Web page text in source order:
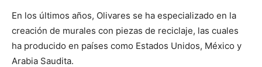
En los últimos años, Olivares se ha especializado en la
creación de murales con piezas de reciclaje, las cuales
ha producido en países como Estados Unidos, México y
Arabia Saudita.